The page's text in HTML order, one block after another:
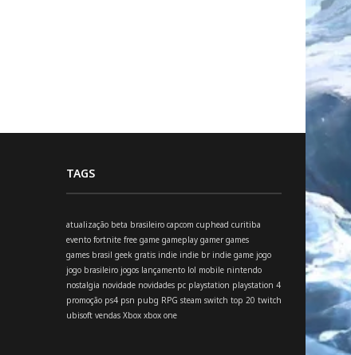
TAGS
atualização beta brasileiro capcom cuphead curitiba
evento fortnite free game gameplay gamer games
games brasil geek gratis indie indie br indie game jogo
jogo brasileiro jogos lançamento lol mobile nintendo
nostalgia novidade novidades pc playstation playstation 4
promoção ps4 psn pubg RPG steam switch top 20 twitch
ubisoft vendas Xbox xbox one